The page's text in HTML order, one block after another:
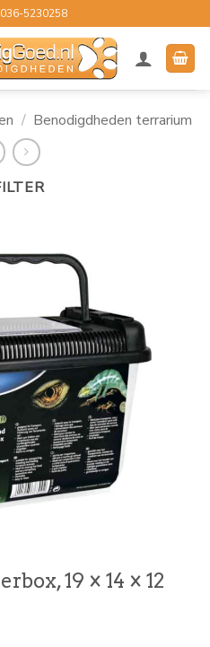
5230258
/ Benodigdheden terrarium
19 × 14 × 12